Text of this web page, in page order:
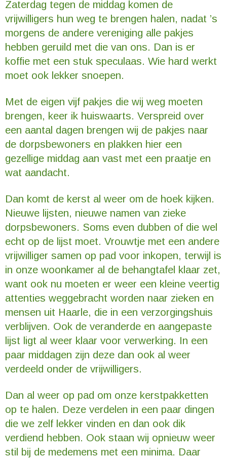
Zaterdag tegen de middag komen de
vrijwilligers hun weg te brengen halen, nadat ’s
morgens de andere vereniging alle pakjes
hebben geruild met die van ons. Dan is er
koffie met een stuk speculaas. Wie hard werkt
moet ook lekker snoepen.
Met de eigen vijf pakjes die wij weg moeten
brengen, keer ik huiswaarts. Verspreid over
een aantal dagen brengen wij de pakjes naar
de dorpsbewoners en plakken hier een
gezellige middag aan vast met een praatje en
wat aandacht.
Dan komt de kerst al weer om de hoek kijken.
Nieuwe lijsten, nieuwe namen van zieke
dorpsbewoners. Soms even dubben of die wel
echt op de lijst moet. Vrouwtje met een andere
vrijwilliger samen op pad voor inkopen, terwijl is
in onze woonkamer al de behangtafel klaar zet,
want ook nu moeten er weer een kleine veertig
attenties weggebracht worden naar zieken en
mensen uit Haarle, die in een verzorgingshuis
verblijven. Ook de veranderde en aangepaste
lijst ligt al weer klaar voor verwerking. In een
paar middagen zijn deze dan ook al weer
verdeeld onder de vrijwilligers.
Dan al weer op pad om onze kerstpakketten
op te halen. Deze verdelen in een paar dingen
die we zelf lekker vinden en dan ook dik
verdiend hebben. Ook staan wij opnieuw weer
stil bij de medemens met een minima. Daar